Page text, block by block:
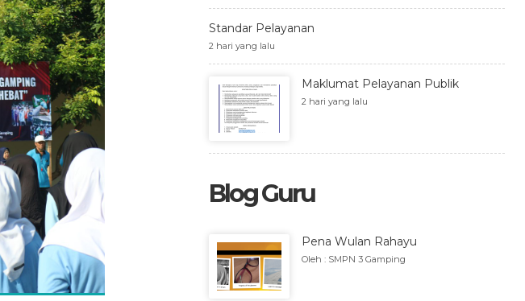
Standar Pelayanan
2 hari yang lalu
Maklumat Pelayanan Publik
2 hari yang lalu
Blog Guru
Pena Wulan Rahayu
Oleh : SMPN 3 Gamping